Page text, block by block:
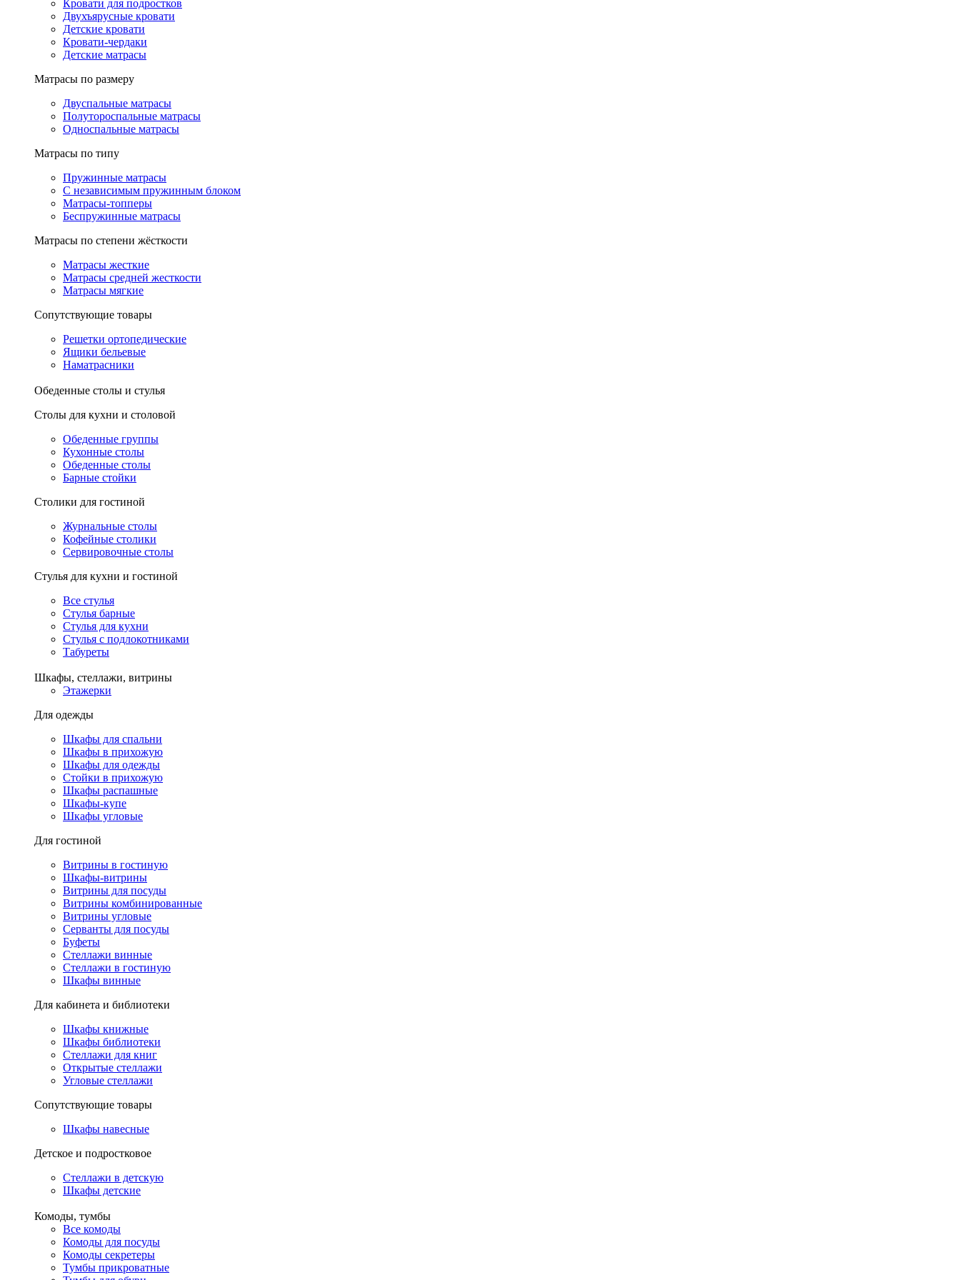
Кровати для подростков
Двухъярусные кровати
Детские кровати
Кровати-чердаки
Детские матрасы
Матрасы по размеру
Двуспальные матрасы
Полутороспальные матрасы
Односпальные матрасы
Матрасы по типу
Пружинные матрасы
С независимым пружинным блоком
Матрасы-топперы
Беспружинные матрасы
Матрасы по степени жёсткости
Матрасы жесткие
Матрасы средней жесткости
Матрасы мягкие
Сопутствующие товары
Решетки ортопедические
Ящики бельевые
Наматрасники
Обеденные столы и стулья
Столы для кухни и столовой
Обеденные группы
Кухонные столы
Обеденные столы
Барные стойки
Столики для гостиной
Журнальные столы
Кофейные столики
Сервировочные столы
Стулья для кухни и гостиной
Все стулья
Стулья барные
Стулья для кухни
Стулья с подлокотниками
Табуреты
Шкафы, стеллажи, витрины
Этажерки
Для одежды
Шкафы для спальни
Шкафы в прихожую
Шкафы для одежды
Стойки в прихожую
Шкафы распашные
Шкафы-купе
Шкафы угловые
Для гостиной
Витрины в гостиную
Шкафы-витрины
Витрины для посуды
Витрины комбинированные
Витрины угловые
Серванты для посуды
Буфеты
Стеллажи винные
Стеллажи в гостиную
Шкафы винные
Для кабинета и библиотеки
Шкафы книжные
Шкафы библиотеки
Стеллажи для книг
Открытые стеллажи
Угловые стеллажи
Сопутствующие товары
Шкафы навесные
Детское и подростковое
Стеллажи в детскую
Шкафы детские
Комоды, тумбы
Все комоды
Комоды для посуды
Комоды секретеры
Тумбы прикроватные